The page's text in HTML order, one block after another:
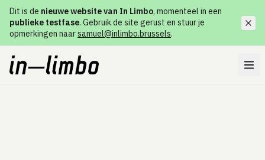
Dit is de nieuwe website van In Limbo, momenteel in een
publieke testfase. Gebruik de site gerust en stuur je
opmerkingen naarsamuel@inlimbo.brussels.